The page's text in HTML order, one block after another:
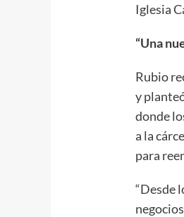
Iglesia
“Una
Rubio
y
donde
a la
para
“Desde